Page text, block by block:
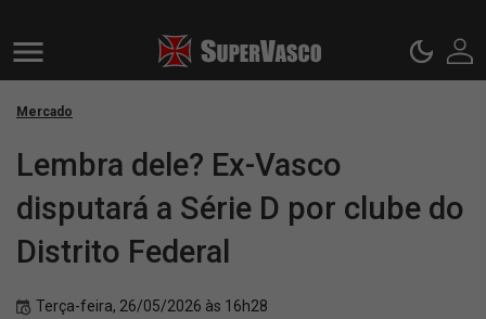
Mercado
Lembra dele? Ex-Vasco
disputará a Série D por clube do
Distrito Federal
Terça-feira, 26/05/2026 às 16h28